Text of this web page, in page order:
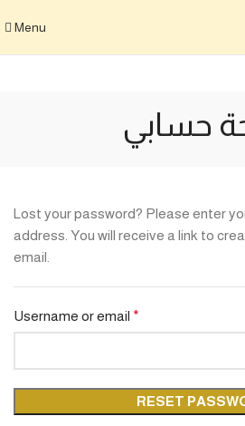
Menu
حسابي
Lost your password? Please enter
address. You will receive a link to
email.
Username or email *
RESET